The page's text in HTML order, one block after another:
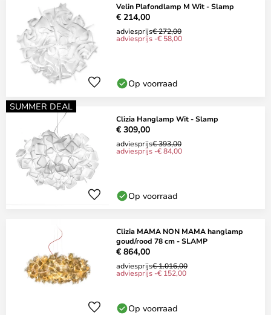
Velin Plafondlamp M Wit - Slamp
€ 214,00
adviesprijs€ 272,00
adviesprijs -€ 58,00
Op voorraad
SUMMER DEAL
Clizia Hanglamp Wit - Slamp
€ 309,00
adviesprijs€ 393,00
adviesprijs -€ 84,00
Op voorraad
Clizia MAMA NON MAMA hanglamp
goud/rood 78 cm - SLAMP
€ 864,00
adviesprijs€ 1.016,00
adviesprijs -€ 152,00
Op voorraad